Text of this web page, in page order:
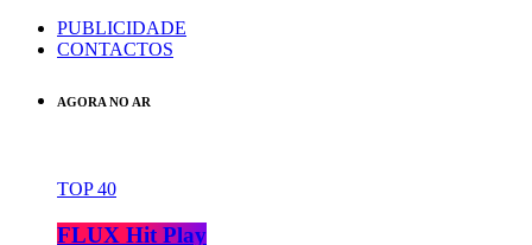
PUBLICIDADE
CONTACTOS
AGORA NO AR
TOP 40
FLUX Hit Play